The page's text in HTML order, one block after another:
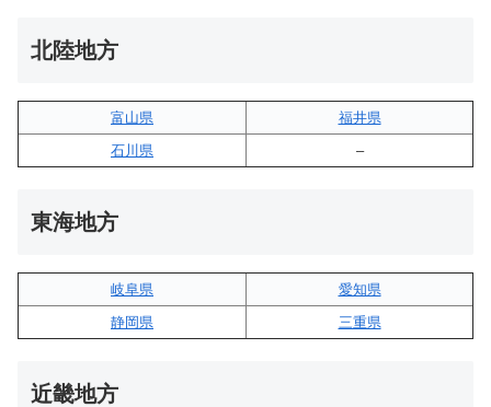
北陸地方
富山県
福井県
石川県
–
東海地方
岐阜県
愛知県
静岡県
三重県
近畿地方